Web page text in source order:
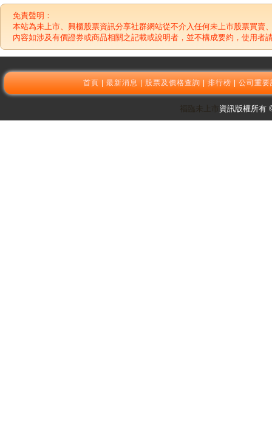
免責聲明：
本站為未上市、興櫃股票資訊分享社群網站從不介入任何未上市股票買賣
內容如涉及有價證券或商品相關之記載或說明者，並不構成要約，使用者
首頁|最新消息|股票及價格查詢|排行榜|公司重要
福臨未上市 資訊版權所有